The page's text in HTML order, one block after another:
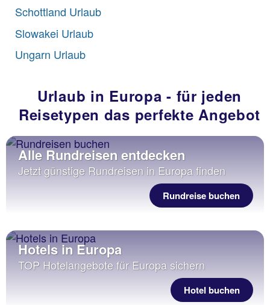
Schottland Urlaub
Slowakei Urlaub
Ungarn Urlaub
Urlaub in Europa - für jeden
Reisetypen das perfekte Angebot
Alle Rundreisen entdecken
Jetzt günstige Rundreisen in Europa finden
Rundreise buchen
Hotels in Europa
TOP Hotelangebote für Europa sichern
Hotel buchen